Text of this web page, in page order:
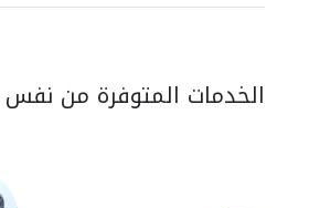
الخدمات المتوفرة من